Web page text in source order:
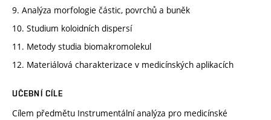
9. Analýza morfologie částic, povrchů a buněk
10. Studium koloidních dispersí
11. Metody studia biomakromolekul
12. Materiálová charakterizace v medicínských aplikacích
UČEBNÍ CÍLE
Cílem předmětu Instrumentální analýza pro medicínské